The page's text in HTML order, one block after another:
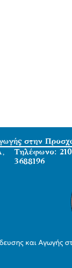
στην
Τηλέφωνο:
3688196
και Αγωγής